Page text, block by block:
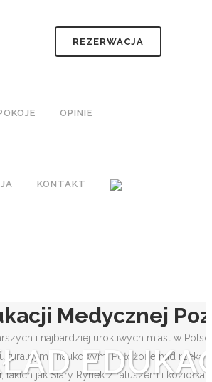
REZERWACJA
OPINIE
KONTAKT
Medycznej
i najbardziej urokliwych miast w
i naukowym. Położone nad
jak Stary Rynek z ratuszem i